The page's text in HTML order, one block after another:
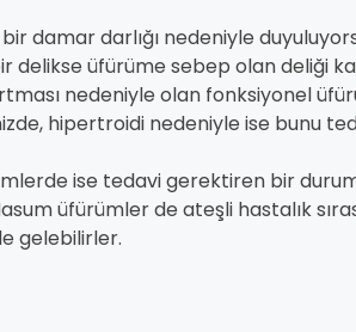
damar darlığı nedeniyle
delikse üfürüme sebep olan deliği
artması nedeniyle olan fonksiyonel
hipertroidi nedeniyle ise bunu
ise tedavi gerektiren bir
üfürümler de ateşli hastalık
gelebilirler.